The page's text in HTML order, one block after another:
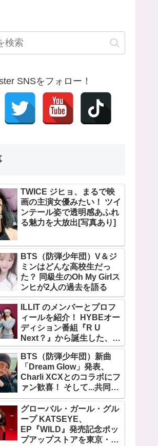
SNSをフォロー！
TWICE ジヒョ、まるで映
画の主演女優みたい！ ツイ
ンテール姿で透明感あふれ
る魅力を大放出[写真あり]
BTS（防弾少年団）V＆ジ
ミンはどんな高校生だっ
た？ 同級生のOh My Girlス
ンヒが2人の過去を語る
ILLIT のメンバーとプロフ
ィールを紹介！ HYBEオー
ディション番組『R U
Next？』から誕生した、日
本人のイロハとモカを含む
5人組ガールズグループ！
デビュー曲「Magnetic」が
いきなりの大ヒット
BTS（防弾少年団）新曲
「Dream Glow」発表、
Charli XCXとのコラボにフ
ァン歓喜！ そして...共同制
作者が明かすジミンへの思
い「彼の夢、そして彼の絶
望から生まれた歌」
グローバル・ガール・グル
ープ KATSEYE、
EP『WILD』発売記念ポッ
プアップストアを東京・原